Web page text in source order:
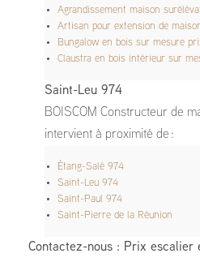
Agrandissement maison
Artisan pour extension de
Bungalow en bois sur mesure
Claustra en bois intérieur sur
Saint-Leu 974
BOISCOM Constructeur de
intervient à proximité de :
Étang-Salé 974
Saint-Leu 974
Saint-Paul 974
Saint-Pierre de la Réunion
Contactez-nous : Prix escalier